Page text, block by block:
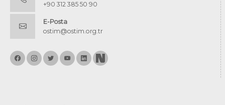
+90 312 385 50 90
E-Posta
ostim@ostim.org.tr